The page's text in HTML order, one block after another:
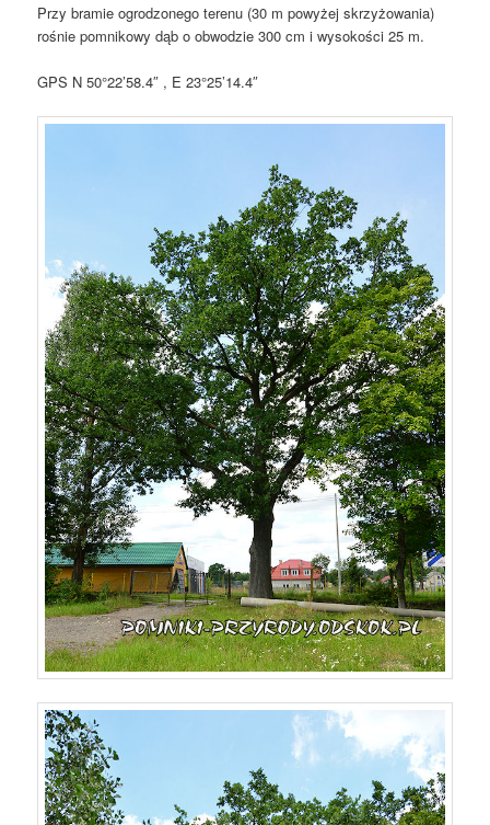
Przy bramie ogrodzonego terenu (30 m powyżej skrzyżowania)
rośnie pomnikowy dąb o obwodzie 300 cm i wysokości 25 m.
GPS N 50°22’58.4″ , E 23°25’14.4″